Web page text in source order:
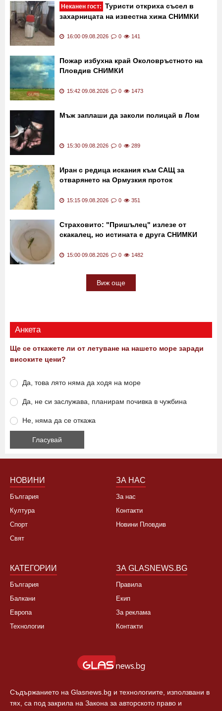
Неканен гост: Туристи откриха съсел в
захарницата на известна хижа СНИМКИ
16:00 09.08.2026 0 141
Пожар избухна край Околовръстното на
Пловдив СНИМКИ
15:42 09.08.2026 0 1473
Мъж заплаши да заколи полицай в Лом
15:30 09.08.2026 0 289
Иран с редица искания към САЩ за
отварянето на Ормузкия проток
15:15 09.08.2026 0 351
Страховито: "Пришълец" излезе от
скакалец, но истината е друга СНИМКИ
15:00 09.08.2026 0 1482
Виж още
Анкета
Ще се откажете ли от летуване на нашето море заради
високите цени?
Да, това лято няма да ходя на море
Да, не си заслужава, планирам почивка в чужбина
Не, няма да се откажа
НОВИНИ
България
Култура
Спорт
Свят
ЗА НАС
За нас
Контакти
Новини Пловдив
КАТЕГОРИИ
България
Балкани
Европа
Технологии
ЗА GLASNEWS.BG
Правила
Екип
За реклама
Контакти
Съдържанието на Glasnews.bg и технологиите, използвани в
тях, са под закрила на Закона за авторското право и